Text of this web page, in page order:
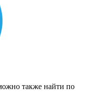
также найти по